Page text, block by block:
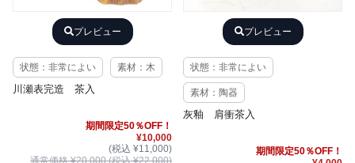
プレビュー
状態：非常によい 素材：木
川瀬表完造 茶入
期間限定50％OFF！
¥10,000
(税込 ¥11,000)
プレビュー
状態：非常によい
素材：陶器
灰釉 肩衝茶入
期間限定50％OFF！